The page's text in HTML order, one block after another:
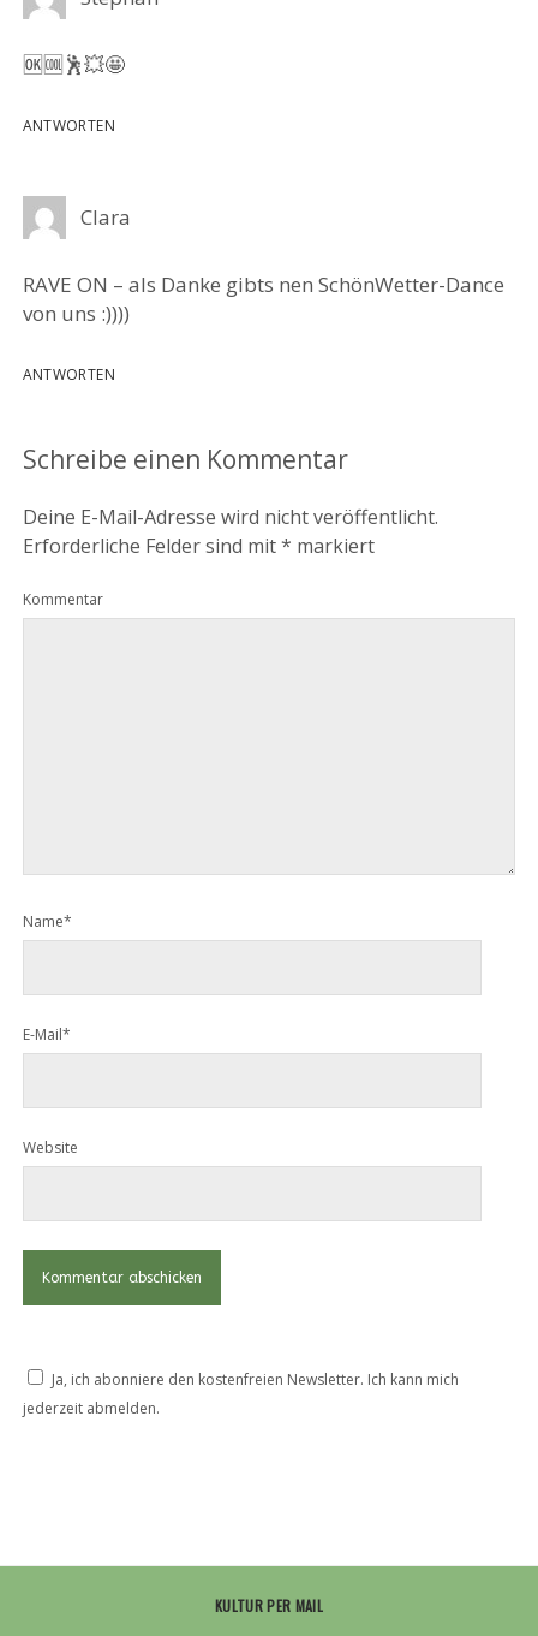
🆗🆒🕺💥🤩
ANTWORTEN
Clara
RAVE ON – als Danke gibts nen SchönWetter-Dance
von uns :))))
ANTWORTEN
Schreibe einen Kommentar
Deine E-Mail-Adresse wird nicht veröffentlicht.
Erforderliche Felder sind mit* markiert
Kommentar
Name*
E-Mail*
Website
Ja, ich abonniere den kostenfreien Newsletter. Ich kann mich
jederzeit abmelden.
KULTUR PER MAIL